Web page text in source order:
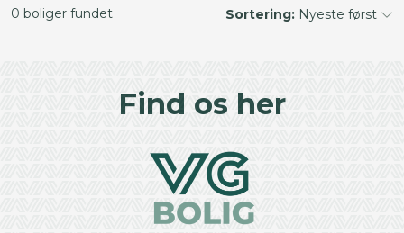
0 boliger fundet Sortering: Nyeste først
Find os her